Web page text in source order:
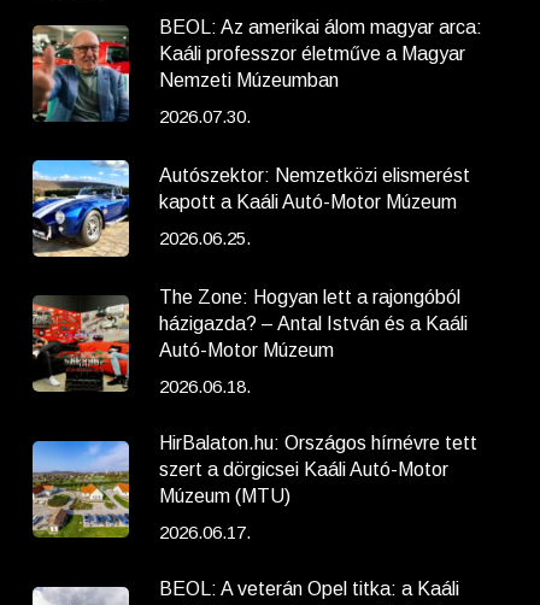
BEOL: Az amerikai álom magyar arca:
Kaáli professzor életműve a Magyar
Nemzeti Múzeumban
2026.07.30.
Autószektor: Nemzetközi elismerést
kapott a Kaáli Autó-Motor Múzeum
2026.06.25.
The Zone: Hogyan lett a rajongóból
házigazda? – Antal István és a Kaáli
Autó-Motor Múzeum
2026.06.18.
HirBalaton.hu: Országos hírnévre tett
szert a dörgicsei Kaáli Autó-Motor
Múzeum (MTU)
2026.06.17.
BEOL: A veterán Opel titka: a Kaáli